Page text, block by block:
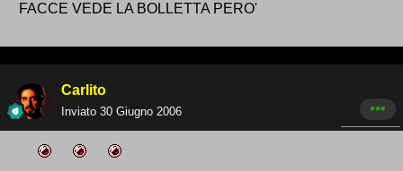
FACCE VEDE LA BOLLETTA PERO'
Carlito
Inviato 30 Giugno 2006